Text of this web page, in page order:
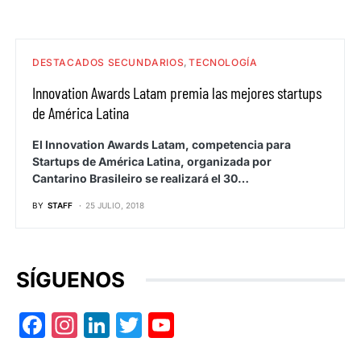
DESTACADOS SECUNDARIOS TECNOLOGÍA
Innovation Awards Latam premia las mejores startups
de América Latina
El Innovation Awards Latam, competencia para
Startups de América Latina, organizada por
Cantarino Brasileiro se realizará el 30…
BY STAFF 25 JULIO, 2018
SÍGUENOS
Facebook
Instagram
LinkedIn
Twitter